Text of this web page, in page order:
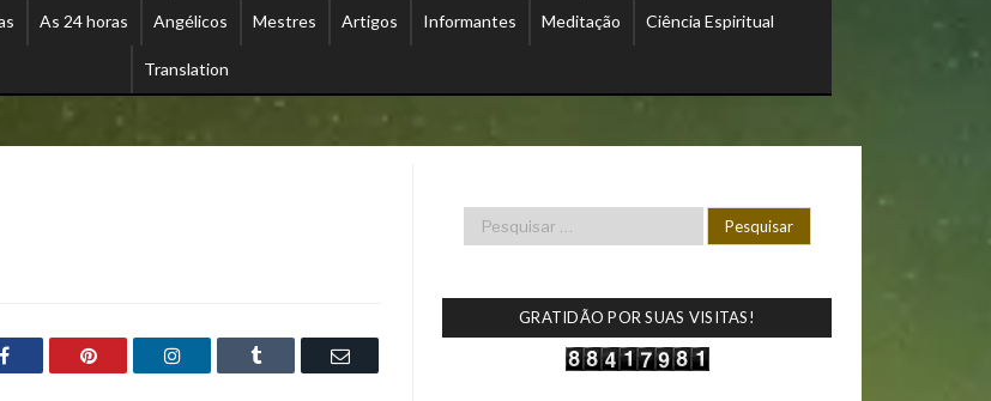
As 24 horas Angélicos Mestres Artigos Informantes Meditação Ciência Espiritual
Translation
Facebook Pinterest LinkedIn Tumblr Email
GRATIDÃO POR SUAS VISITAS!